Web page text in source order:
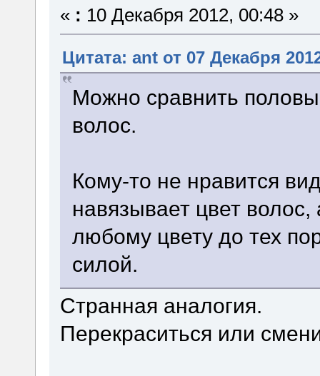
« : 10 Декабря 2012, 00:48 »
Цитата: ant от 07 Декабря
Можно сравнить
волос.
Кому-то не нравится
навязывает цвет волос,
любому цвету до тех
силой.
Странная аналогия.
Перекраситься или